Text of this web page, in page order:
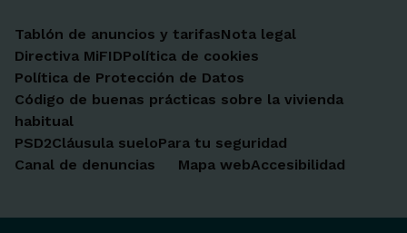
Tablón de anuncios y tarifasNota legal
Directiva MiFIDPolítica de cookies
Política de Protección de Datos
Código de buenas prácticas sobre la vivienda
habitual
PSD2Cláusula sueloPara tu seguridad
Canal de denuncias
Mapa webAccesibilidad